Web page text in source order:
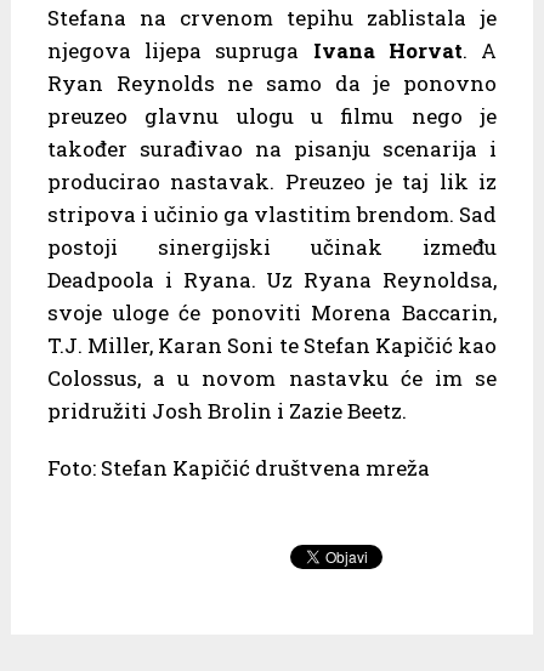
Stefana na crvenom tepihu zablistala je
njegova lijepa supruga Ivana Horvat. A
Ryan Reynolds ne samo da je ponovno
preuzeo glavnu ulogu u filmu nego je
također surađivao na pisanju scenarija i
producirao nastavak. Preuzeo je taj lik iz
stripova i učinio ga vlastitim brendom. Sad
postoji sinergijski učinak između
Deadpoola i Ryana. Uz Ryana Reynoldsa,
svoje uloge će ponoviti Morena Baccarin,
T.J. Miller, Karan Soni te Stefan Kapičić kao
Colossus, a u novom nastavku će im se
pridružiti Josh Brolin i Zazie Beetz.
Foto: Stefan Kapičić društvena mreža